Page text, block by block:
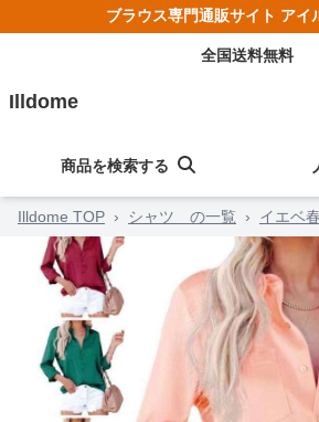
ブラウス専門通販サイト アイ
全国送料無料
Illdome
商品を検索する
Illdome TOP › シャツ の一覧 › イエベ